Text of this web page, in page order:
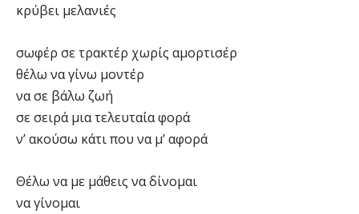
κρύβει μελανιές
σωφέρ σε τρακτέρ χωρίς αμορτισέρ
θέλω να γίνω μοντέρ
να σε βάλω ζωή
σε σειρά μια τελευταία φορά
ν’ ακούσω κάτι που να μ’ αφορά
Θέλω να με μάθεις να δίνομαι
να γίνομαι